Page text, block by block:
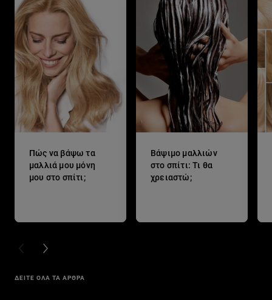
Πώς να βάψω τα
μαλλιά μου μόνη
μου στο σπίτι;
Βάψιμο μαλλιών
στο σπίτι: Τι θα
χρειαστώ;
PREVIOUS CARD
NEXT CARD
ΔΕΙΤΕ ΟΛΑ ΤΑ ΑΡΘΡΑ